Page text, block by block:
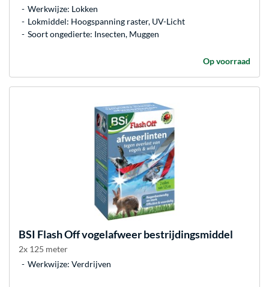
Werkwijze: Lokken
Lokmiddel: Hoogspanning raster, UV-Licht
Soort ongedierte: Insecten, Muggen
Op voorraad
BSI Flash Off vogelafweer bestrijdingsmiddel
2x 125 meter
Werkwijze: Verdrijven